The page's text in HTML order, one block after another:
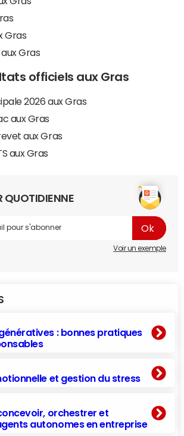
Gras
Gras
officiels aux Gras
2026 aux Gras
aux Gras
aux Gras
aux Gras
QUOTIDIENNE
Voir un exemple
: bonnes pratiques
et gestion du stress
orchestrer et
autonomes en entreprise